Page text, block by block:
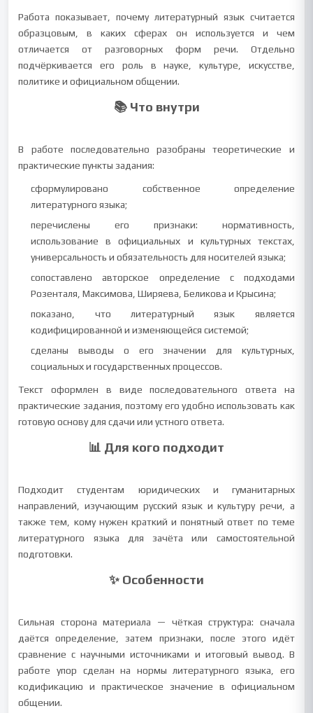
Работа показывает, почему литературный язык считается
образцовым, в каких сферах он используется и чем
отличается от разговорных форм речи. Отдельно
подчёркивается его роль в науке, культуре, искусстве,
политике и официальном общении.
📚 Что внутри
В работе последовательно разобраны теоретические и
практические пункты задания:
сформулировано собственное определение
литературного языка;
перечислены его признаки: нормативность,
использование в официальных и культурных текстах,
универсальность и обязательность для носителей языка;
сопоставлено авторское определение с подходами
Розенталя, Максимова, Ширяева, Беликова и Крысина;
показано, что литературный язык является
кодифицированной и изменяющейся системой;
сделаны выводы о его значении для культурных,
социальных и государственных процессов.
Текст оформлен в виде последовательного ответа на
практические задания, поэтому его удобно использовать как
готовую основу для сдачи или устного ответа.
📊 Для кого подходит
Подходит студентам юридических и гуманитарных
направлений, изучающим русский язык и культуру речи, а
также тем, кому нужен краткий и понятный ответ по теме
литературного языка для зачёта или самостоятельной
подготовки.
✨ Особенности
Сильная сторона материала — чёткая структура: сначала
даётся определение, затем признаки, после этого идёт
сравнение с научными источниками и итоговый вывод. В
работе упор сделан на нормы литературного языка, его
кодификацию и практическое значение в официальном
общении.